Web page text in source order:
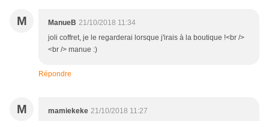
M ManueB 21/10/2018 11:34
joli coffret, je le regarderai lorsque j'irais à la boutique !<br />
<br /> manue :)
Répondre
M mamiekeke 21/10/2018 11:27